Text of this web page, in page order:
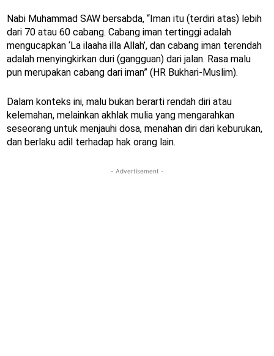
Nabi Muhammad SAW bersabda, “Iman itu (terdiri atas) lebih
dari 70 atau 60 cabang. Cabang iman tertinggi adalah
mengucapkan ‘La ilaaha illa Allah’, dan cabang iman terendah
adalah menyingkirkan duri (gangguan) dari jalan. Rasa malu
pun merupakan cabang dari iman” (HR Bukhari-Muslim).
Dalam konteks ini, malu bukan berarti rendah diri atau
kelemahan, melainkan akhlak mulia yang mengarahkan
seseorang untuk menjauhi dosa, menahan diri dari keburukan,
dan berlaku adil terhadap hak orang lain.
- Advertisement -